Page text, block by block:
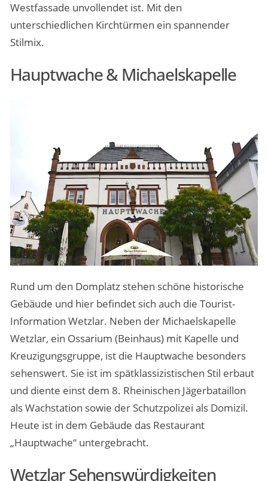
Westfassade unvollendet ist. Mit den
unterschiedlichen Kirchtürmen ein spannender
Stilmix.
Hauptwache & Michaelskapelle
Rund um den Domplatz stehen schöne historische
Gebäude und hier befindet sich auch die Tourist-
Information Wetzlar. Neben der Michaelskapelle
Wetzlar, ein Ossarium (Beinhaus) mit Kapelle und
Kreuzigungsgruppe, ist die Hauptwache besonders
sehenswert. Sie ist im spätklassizistischen Stil erbaut
und diente einst dem 8. Rheinischen Jägerbataillon
als Wachstation sowie der Schutzpolizei als Domizil.
Heute ist in dem Gebäude das Restaurant
„Hauptwache“ untergebracht.
Wetzlar Sehenswürdigkeiten